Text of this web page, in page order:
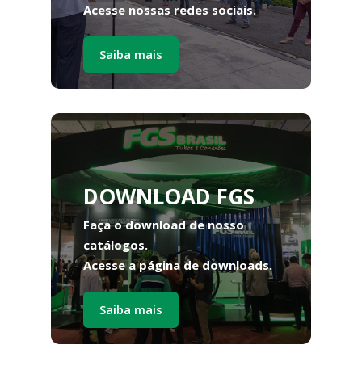
Acesse nossas redes sociais.
Saiba mais
DOWNLOAD FGS
Faça o download de nosso
catálogos.
Acesse a página de downloads.
Saiba mais